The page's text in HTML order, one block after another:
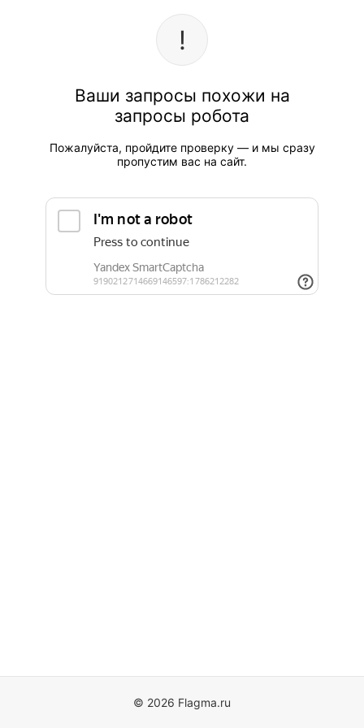
Ваши запросы похожи на
запросы робота
Пожалуйста, пройдите проверку — и мы сразу
пропустим вас на сайт.
© 2026 Flagma.ru